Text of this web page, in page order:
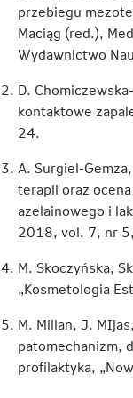
przebiegu
Maciąg (red.),
Wydawnictwo
D.
kontaktowe
24.
A. Surgiel-
terapii oraz
azelainowego i
2018, vol. 7, nr
M. Skoczyńska,
„Kosmetologia
M. Millan, J.
patomechanizm,
profilaktyka,